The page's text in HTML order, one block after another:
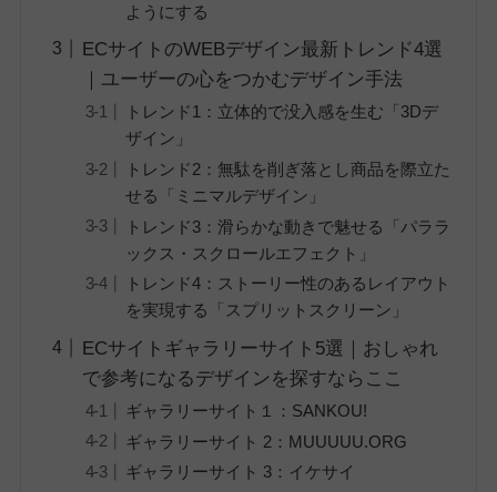
ようにする
ECサイトのWEBデザイン最新トレンド4選
｜ユーザーの心をつかむデザイン手法
トレンド1：立体的で没入感を生む「3Dデ
ザイン」
トレンド2：無駄を削ぎ落とし商品を際立た
せる「ミニマルデザイン」
トレンド3：滑らかな動きで魅せる「パララ
ックス・スクロールエフェクト」
トレンド4：ストーリー性のあるレイアウト
を実現する「スプリットスクリーン」
ECサイトギャラリーサイト5選｜おしゃれ
で参考になるデザインを探すならここ
ギャラリーサイト１：SANKOU!
ギャラリーサイト 2：MUUUUU.ORG
ギャラリーサイト 3：イケサイ